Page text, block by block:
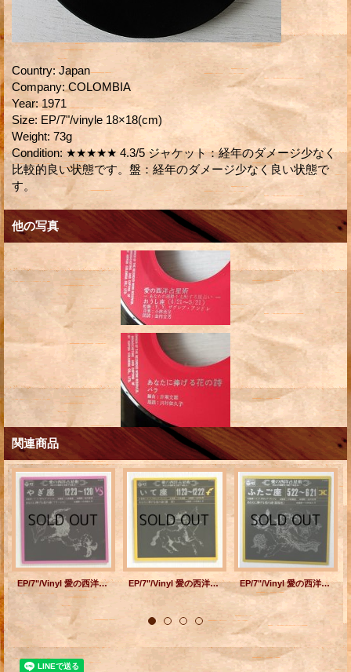
Country: Japan
Company: COLOMBIA
Year: 1971
Size: EP/7"/vinyle 18×18(cm)
Weight: 73g
Condition: ★★★★★ 4.3/5 ジャケット：経年のダメージ少なく
比較的良い状態です。盤：経年のダメージ少なく良い状態で
す。
他の写真
関連商品
EP/7"/Vinyl 愛の西洋占星術 やぎ座 12/23~1/20 監修＝Y.Y. ザグレブ・アンドレ 音楽＝小林亜星 朗読＝金内吉男 あなたに捧げる花の詩《フリージャ》 朗読＝川村依久子 (1971) COLOMBIA EP/7"/Vinyl 愛の西洋占星術 いて座 11/23~12/22 監修＝Y.Y. ザグレブ・アンドレ 音楽＝小林亜星 朗読＝金内吉男 あなたに捧げる花の詩《銀杏》 朗読＝川村依久子 (1971) COLOMBIA EP/7"/Vinyl 愛の西洋占星術 ふたご座 5/22~6/21 監修＝Y.Y. ザグレブ・アンドレ 音楽＝小林亜星 朗読＝金内吉男 あなたに捧げる花の詩《紫陽花》 朗読＝川村依久子 (1971) COLOMBIA